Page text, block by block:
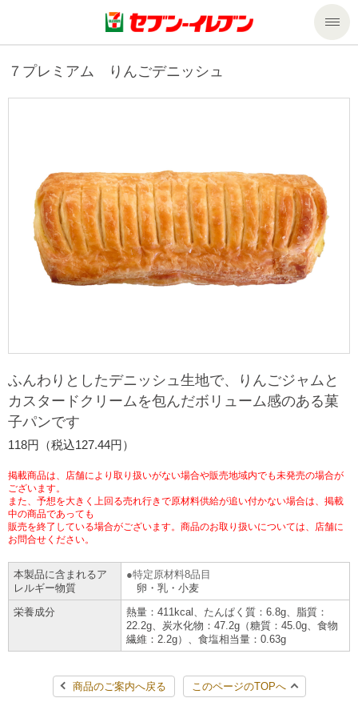
商品のご案内
来週の新商品
商品カテゴリ一覧
ギフト
プリペイドカード・金券
ニンテンドー・ダウンロードカード
サービストップ
nanacoトップ
コピー
プリント
スキャン
ファクス
チケット
プリペイドサービス
スポーツ振興くじ
行政サービス
宅配便
切手・はがき・印紙
セブン銀行ATM
ご利用可能なお支払い方法
スマホプリペイド
レジでApple Accountにチャージ
オンラインフォトサービス
チケットサービス
セブンチケット
イープラス
JTB
セブン‐イレブンでお受取り
セブンネットショッピング
企業情報
企業情報トップ
企業理念
会社概要
貸借対照表・損益計算書
沿革
国内店舗数
売上高、店舗数推移
セブン‐イレブンの海外事業
データで見るセブン‐イレブン
私たちの取組み
セブン＆アイ・ホールディングスの重点課題
サステナビリティ活動基本方針
サステナビリティ推進体制
GREEN CHALLENGE 2050
4VISIONS
サステナビリティニュース
サステナビリティレポート
報告書ライブラリー
加盟店オーナー募集 物件募集・購入
アルバイト情報
店舗検索
お問い合わせ
Language
English (Corporate)
English (Services)
简体中文(服务)
한국어(서비스)
７プレミアム りんごデニッシュ
ふんわりとしたデニッシュ生地で、りんごジャムと
カスタードクリームを包んだボリューム感のある菓
子パンです
118円（税込127.44円）
掲載商品は、店舗により取り扱いがない場合や販売地域内でも未発売の場合が
ございます。
また、予想を大きく上回る売れ行きで原材料供給が追い付かない場合は、掲載
中の商品であっても
販売を終了している場合がございます。商品のお取り扱いについては、店舗に
お問合せください。
本製品に含まれるア
レルギー物質
特定原材料8品目
卵・乳・小麦
栄養成分
熱量：411kcal、たんぱく質：6.8g、脂質：
22.2g、炭水化物：47.2g（糖質：45.0g、食物
繊維：2.2g）、食塩相当量：0.63g
商品のご案内へ戻る このページのTOPへ